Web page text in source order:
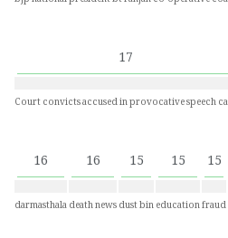
17
Court convicts accused in provocative speech
16
darmasthala
16
death news
15
dust bin
15
education
15
fraud